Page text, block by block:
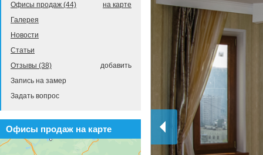
на карте
Офисы продаж (44)
Галерея
Новости
Статьи
добавить
Отзывы (38)
Запись на замер
Задать вопрос
Офисы продаж на карте